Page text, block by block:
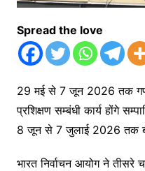
Spread the love
29 मई से 7 जून 2026 तक
प्रशिक्षण सम्बंधी कार्य होंगे
8 जून से 7 जुलाई 2026 तक
भारत निर्वाचन आयोग ने तीसरे